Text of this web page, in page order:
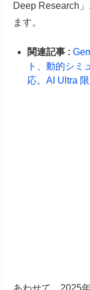
Deep Research
ます。
関連記事 :
ト、動的シミ
応。AI Ultra
あわせて、2025